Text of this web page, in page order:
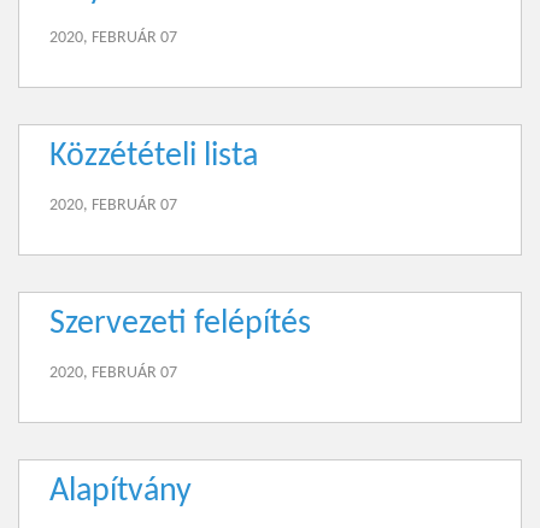
2020, FEBRUÁR 07
Közzétételi lista
2020, FEBRUÁR 07
Szervezeti felépítés
2020, FEBRUÁR 07
Alapítvány